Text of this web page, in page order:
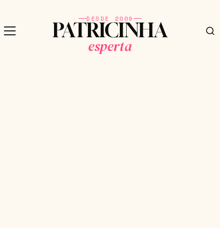
DESDE 2009
PATRICINHA
esperta